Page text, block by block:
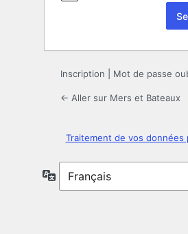
Inscription Mot de passe
← Aller sur Mers et Bateaux
Traitement de vos données
Langue